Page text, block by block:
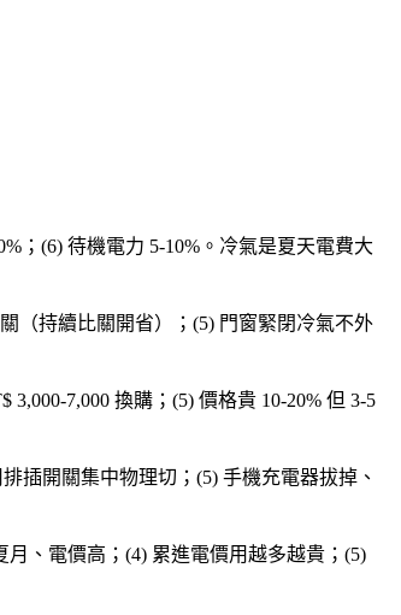
；(6) 待機電力 5-10%。冷氣是夏天電費大
（持續比關開省）；(5) 門窗緊閉冷氣不外
7,000 換購；(5) 價格貴 10-20% 但 3-5
插開關集中物理切；(5) 手機充電器拔掉、
月、電價高；(4) 累進電價用越多越貴；(5)